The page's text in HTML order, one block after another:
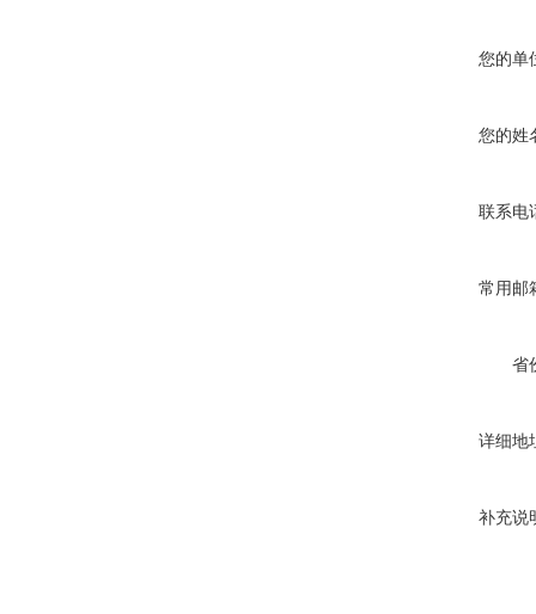
您的单
您的姓
联系电
常用邮
省
详细地
补充说